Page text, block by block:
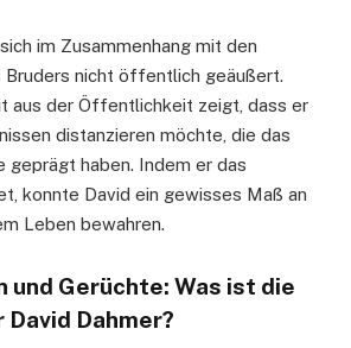
im Zusammenhang mit den
Bruders nicht öffentlich geäußert.
aus der Öffentlichkeit zeigt, dass er
distanzieren möchte, die das
geprägt haben. Indem er das
konnte David ein gewisses Maß an
Leben bewahren.
und Gerüchte: Was ist die
Dahmer?